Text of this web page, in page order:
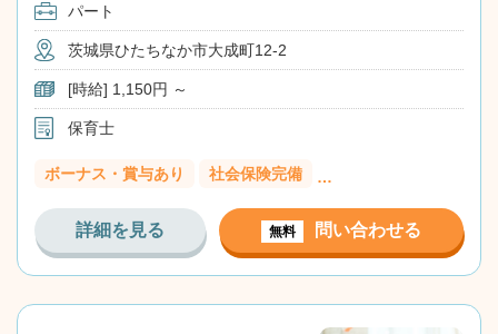
パート
茨城県ひたちなか市大成町12-2
[時給] 1,150円 ～
保育士
ボーナス・賞与あり 社会保険完備 …
詳細を見る 無料 問い合わせる